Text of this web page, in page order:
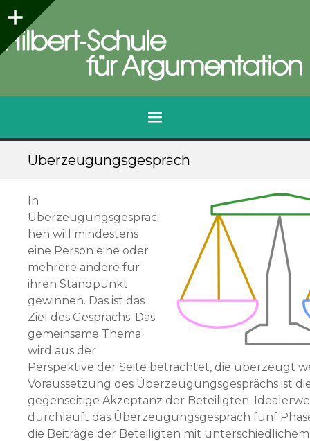
Seitenleiste
Menü
Zum
Inhalt
Überzeugungsgespräch
In
Überzeugungsgespräc
hen will mindestens
eine Person eine oder
mehrere andere für
ihren Standpunkt
gewinnen. Das ist das
Ziel des Gesprächs. Das
gemeinsame Thema
wird aus der
Perspektive der Seite betrachtet, die überzeugt
Voraussetzung des Überzeugungsgesprächs ist
gegenseitige Akzeptanz der Beteiligten.
durchläuft das Überzeugungsgespräch fünf
die Beiträge der Beteiligten mit